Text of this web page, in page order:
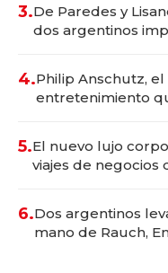
3.De Paredes y
dos argentinos
4.Philip Anschutz,
entretenimiento
5.El nuevo lujo
viajes de negocios
6.Dos argentinos
mano de Rauch,